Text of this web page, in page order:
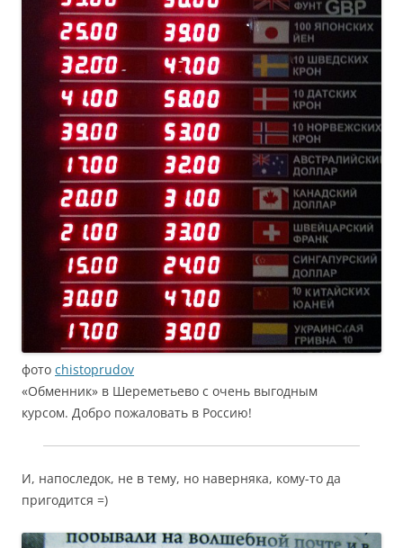
фото chistoprudov
«Обменник» в Шереметьево с очень выгодным
курсом. Добро пожаловать в Россию!
И, напоследок, не в тему, но наверняка, кому-то да
пригодится =)